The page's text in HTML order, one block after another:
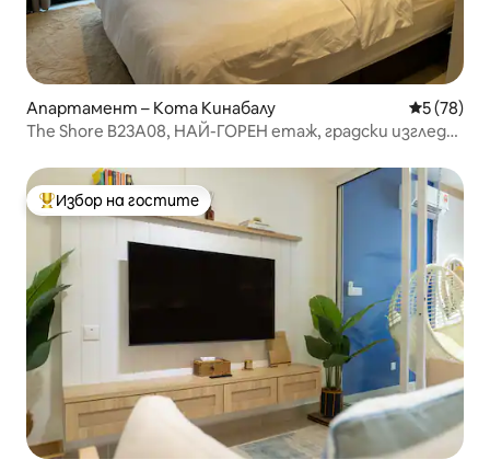
Апартамент – Кота Кинабалу Средна
5 (78)
The Shore B23A08, НАЙ-ГОРЕН етаж, градски изглед
Най-популярен избор на гостите
Избор на гостите